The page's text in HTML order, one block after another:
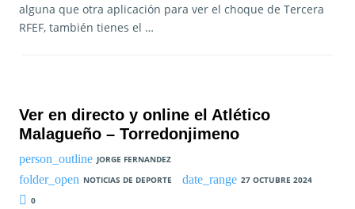
alguna que otra aplicación para ver el choque de Tercera
RFEF, también tienes el …
Ver en directo y online el Atlético
Malagueño – Torredonjimeno
JORGE FERNANDEZ
NOTICIAS DE DEPORTE
27 OCTUBRE 2024
0